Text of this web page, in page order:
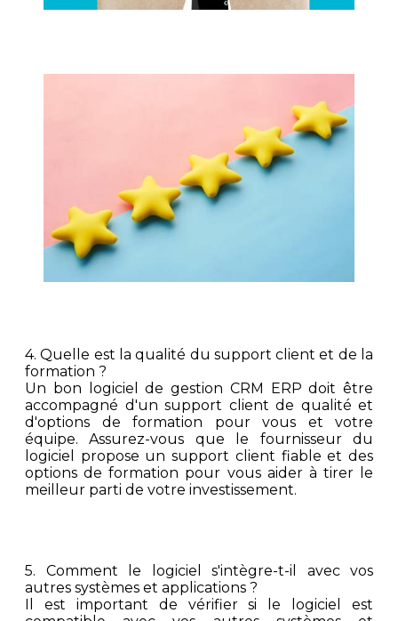
4. Quelle est la qualité du support client et de la
formation ?
Un bon logiciel de gestion CRM ERP doit être
accompagné d'un support client de qualité et
d'options de formation pour vous et votre
équipe. Assurez-vous que le fournisseur du
logiciel propose un support client fiable et des
options de formation pour vous aider à tirer le
meilleur parti de votre investissement.
5. Comment le logiciel s'intègre-t-il avec vos
autres systèmes et applications ?
Il est important de vérifier si le logiciel est